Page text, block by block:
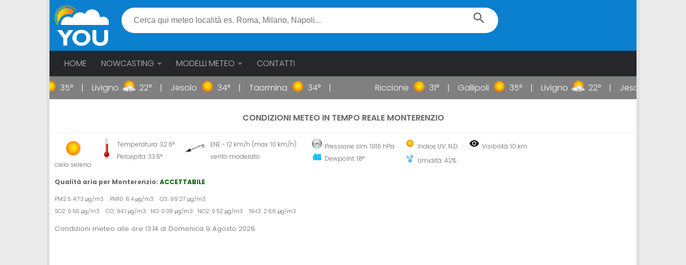
HOME NOWCASTING MODELLI METEO CONTATTI
35° Livigno 22° Jesolo 34° Taormina 34° Riccione 31° Gallipoli 35° Livigno 22° Jesolo
CONDIZIONI METEO IN TEMPO REALE MONTERENZIO
cielo sereno
Temperatura: 32.6°
Percepita: 33.6°
ENE - 12 km/h (max: 10 km/h)
vento moderato
Pressione slm: 1016 hPa
Dewpoint: 18°
Indice UV: N.D.
Umidità: 42%
Visibilità: 10 km
Qualità aria per Monterenzio: ACCETTABILE
PM2.5: 4.73 μg/m3 PM10: 6.4 μg/m3 O3: 99.27 μg/m3
SO2: 0.56 μg/m3 CO: 94.1 μg/m3 NO: 0.08 μg/m3 NO2: 0.52 μg/m3 NH3: 2.66 μg/m3
Condizioni meteo alle ore 13:14 di Domenica 9 Agosto 2026